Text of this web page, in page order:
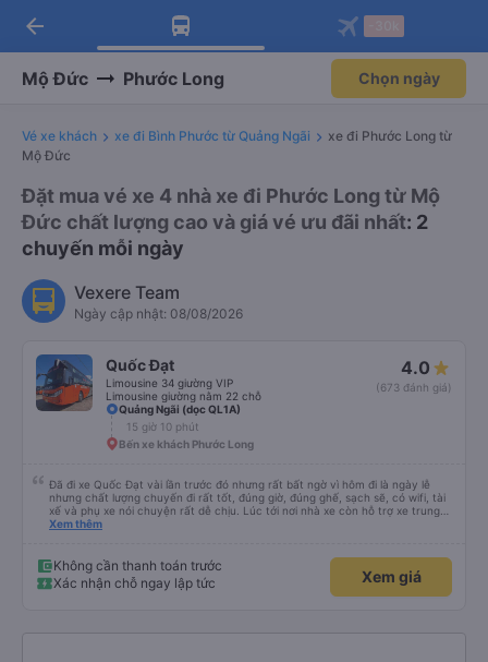
Tải app Vexere ngay!
Nhận ưu đãi thành viên độc
Mở app
Tải app Vexere
-30k/ghế khi đặt vé máy bay qua
Mở app
arrow_back
Mộ Đức Phước Long Chọn ngày
Vé xe khách xe đi Bình Phước từ Quảng Ngãi
xe đi Phước Long từ
Mộ Đức
Đặt mua vé xe 4 nhà xe đi Phước Long từ Mộ
Đức chất lượng cao và giá vé ưu đãi nhất: 2
chuyến mỗi ngày
Vexere Team
Ngày cập nhật: 08/08/2026
Quốc Đạt
Limousine 34 giường VIP
Limousine giường nằm 22 chỗ
4.0
(673 đánh giá)
Quảng Ngãi (dọc QL1A)
15 giờ 10 phút
Bến xe khách Phước Long
Đã đi xe Quốc Đạt vài lần trước đó nhưng rất bất ngờ vì hôm đi là ngày lễ
nhưng chất lượng chuyến đi rất tốt, đúng giờ, đúng ghế, sạch sẽ, có wifi, tài
xế và phụ xe nói chuyện rất dễ chịu. Lúc tới nơi nhà xe còn hỗ trợ xe trung
chuyển tới tận nhà. 10đ cho nhà xe, hy vọng nhà xe duy trì được chất lượng
Xem thêm
Không cần thanh toán trước
Xác nhận chỗ ngay lập tức
Xem giá